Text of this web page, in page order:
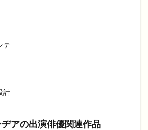
テ
計
アの出演俳優関連作品